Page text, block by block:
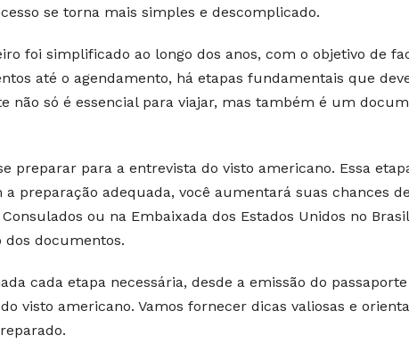
se torna mais simples e descomplicado.
foi simplificado ao longo dos anos, com o objetivo de
até o agendamento, há etapas fundamentais que
não só é essencial para viajar, mas também é um
preparar para a entrevista do visto americano. Essa
preparação adequada, você aumentará suas chances de
ou na Embaixada dos Estados Unidos no
dos documentos.
cada etapa necessária, desde a emissão do passaporte
visto americano. Vamos fornecer dicas valiosas e